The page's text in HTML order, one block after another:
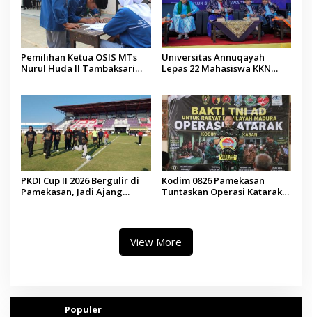
Pemilihan Ketua OSIS MTs
Nurul Huda II Tambaksari
Universitas Annuqayah
Lepas 22 Mahasiswa KKN
PKDI Cup II 2026 Bergulir di
Pamekasan, Jadi Ajang
Kodim 0826 Pamekasan
Tuntaskan Operasi Katarak
View More
Populer